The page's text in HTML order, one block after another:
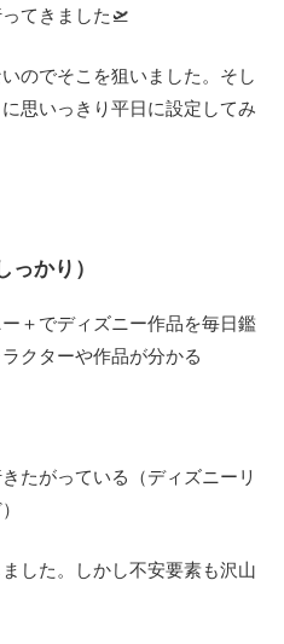
てきました🛫
のでそこを狙いました。そし
思いっきり平日に設定してみ
かり）
＋でディズニー作品を毎日鑑
クターや作品が分かる
たがっている（ディズニーリ
した。しかし不安要素も沢山